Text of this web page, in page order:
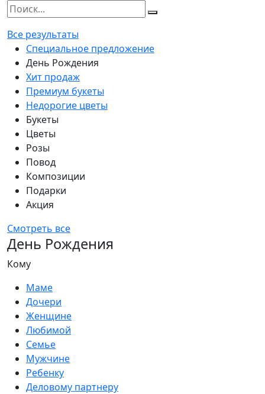
Все результаты
Специальное предложение
День Рождения
Хит продаж
Премиум букеты
Недорогие цветы
Букеты
Цветы
Розы
Повод
Композиции
Подарки
Акция
Смотреть все
День Рождения
Кому
Маме
Дочери
Женщине
Любимой
Семье
Мужчине
Ребенку
Деловому партнеру